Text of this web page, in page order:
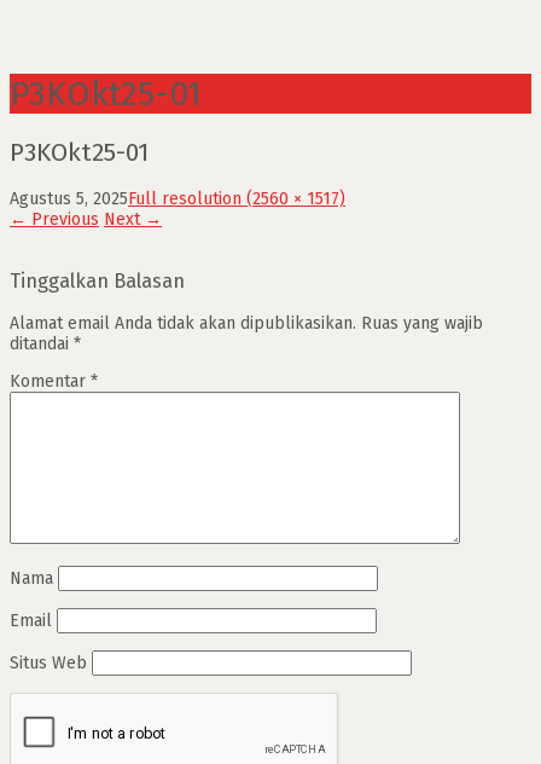
P3KOkt25-01
P3KOkt25-01
Agustus 5, 2025Full resolution (2560 × 1517)
← Previous Next →
Tinggalkan Balasan
Alamat email Anda tidak akan dipublikasikan. Ruas yang wajib
ditandai *
Komentar *
Nama
Email
Situs Web